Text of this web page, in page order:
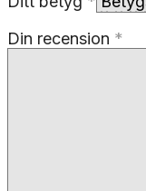
Din recension *